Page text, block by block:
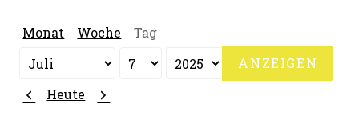
Monat Woche Tag
Monat
Tag
Jahr
Zurück
Heute Weiter